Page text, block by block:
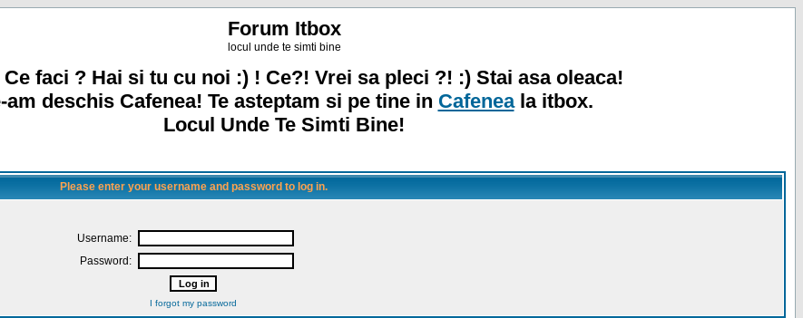
Forum Itbox
locul unde te simti bine
faci ? Hai si tu cu noi :) ! Ce?! Vrei sa pleci ?! :) Stai asa oleaca!
am deschis Cafenea! Te asteptam si pe tine in Cafeneala itbox.
Locul Unde Te Simti Bine!
Please enter your username and password to log in.
Username:
Password:
I forgot my password